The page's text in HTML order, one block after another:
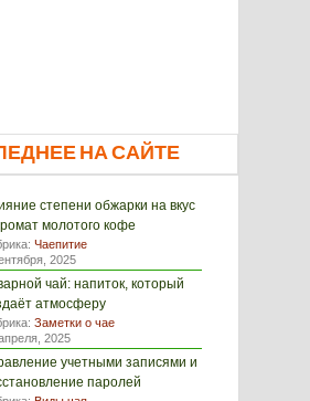
НА САЙТЕ
степени обжарки на вкус
молотого кофе
Чаепитие
2025
чай: напиток, который
атмосферу
Заметки о чае
2025
учетными записями и
паролей